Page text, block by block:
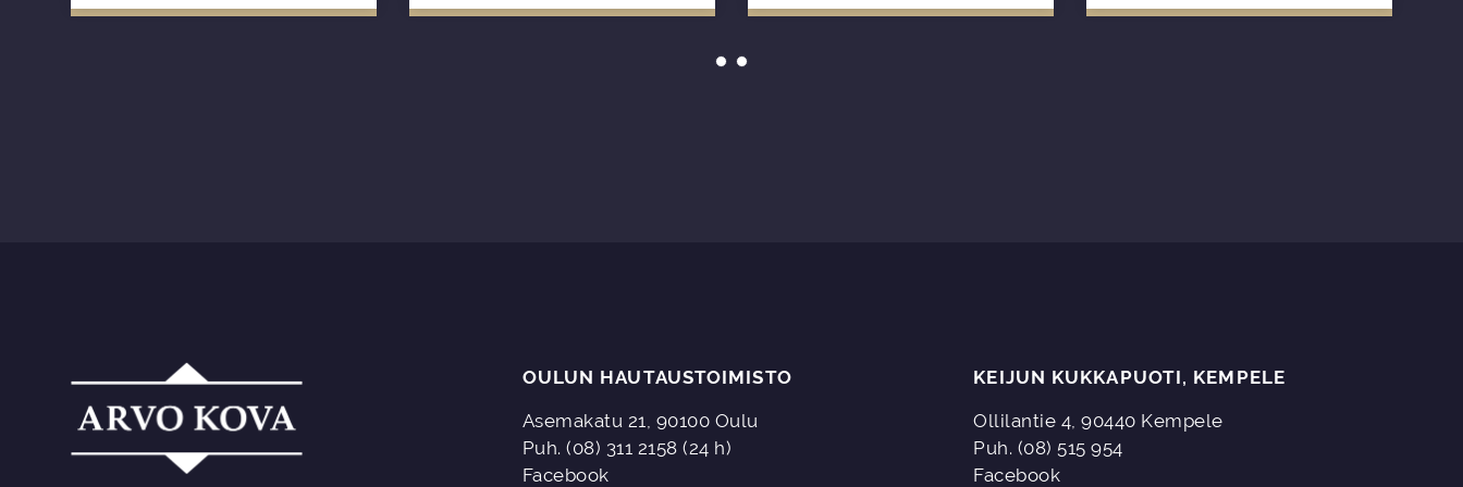
yritys, yhteisö, järjestö tai
OULUN HAUTAUSTOIMISTO
Asemakatu 21, 90100 Oulu
Puh. (08) 311 2158 (24 h)
Facebook
KEIJUN KUKKAPUOTI, KEMPELE
Ollilantie 4, 90440 Kempele
Puh. (08) 515 954
Facebook